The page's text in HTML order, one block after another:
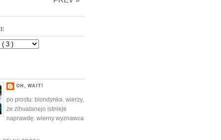
OH, WAIT!
po prostu: blondynka. wierzy,
że zihuatanejo istnieje
naprawdę. wierny wyznawca